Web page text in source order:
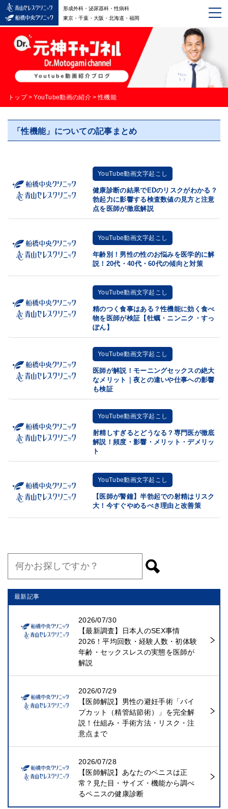
形成外科・泌尿器科・性病科
東京・千葉・大阪・北海道・福岡
トップ > YouTube動画の紹介 > 性機能
「性機能」についての記事まとめ
YouTube動画文字起こし
健康診断の結果でEDのリスクがわかる？
勃起力に影響する検査数値の見方と注意
点を医師が徹底解説
YouTube動画文字起こし
年齢別！男性の性のお悩みを医学的に解
説！20代・40代・60代の傾向と対策
YouTube動画文字起こし
精のつく食事はある？性機能に効く食べ
物を医師が検証【牡蠣・ニンニク・すっ
ぽん】
YouTube動画文字起こし
医師が解説！モーニングセックスの絶大
なメリット｜夜との違いや仕事への影響
も検証
YouTube動画文字起こし
射精しすぎるとどうなる？専門医が徹底
解説！頻度・影響・メリット・デメリッ
ト
YouTube動画文字起こし
【医師が警鐘】半勃起での射精はリスク
大！今すぐやめるべき理由と改善策
最新記事
2026/07/30
【最新調査】日本人のSEX事情
2026！平均回数・経験人数・初体験
年齢・セックスレスの実態を医師が
解説
2026/07/29
【医師解説】男性の避妊手術「パイ
プカット（精管結節術）」を完全解
説！仕組み・手術方法・リスク・注
意点まで
2026/07/28
【医師解説】あなたのペニスは正
常？見た目・サイズ・機能から調べ
るペニスの健康診断